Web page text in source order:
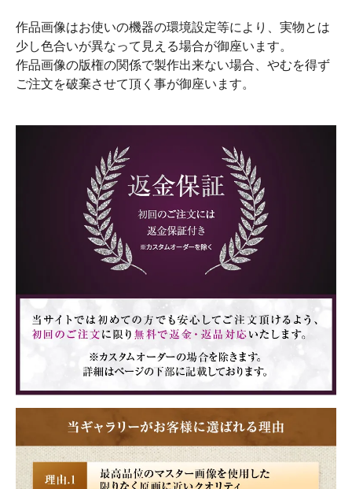
作品画像はお使いの機器の環境設定等により、実物とは
少し色合いが異なって見える場合が御座います。
作品画像の版権の関係で製作出来ない場合、やむを得ず
ご注文を破棄させて頂く事が御座います。